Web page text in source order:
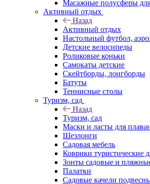
Масажные полусферы
Активный отдых
Назад
Активный отдых
Настольный футбол,
Детские велосипеды
Роликовые коньки
Самокаты детские
Скейтборды, лонгборды
Батуты
Теннисные столы
Туризм, сад
Назад
Туризм, сад
Маски и ласты для
Шезлонги
Садовая мебель
Коврики туристические
Зонты садовые и
Палатки
Садовые качели